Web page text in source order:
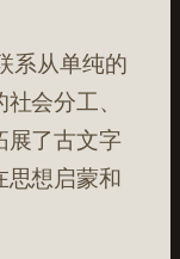
系从单纯的
会分工、
展了古文字
思想启蒙和